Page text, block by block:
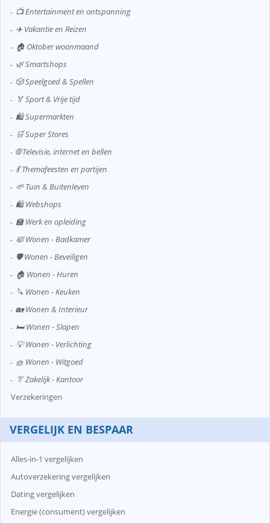
📺 Entertainment en ontspanning
✈️ Vakantie en Reizen
🏠 Oktober woonmaand
🌿 Smartshops
🎲 Speelgoed & Spellen
🏅 Sport & Vrije tijd
🛍️ Supermarkten
🛒 Super Stores
🌐 Televisie, internet en bellen
💃 Themafeesten en partijen
🌱 Tuin & Buitenleven
🛍️ Webshops
🏫 Werk en opleiding
🛀 Wonen - Badkamer
🛡️ Wonen - Beveiligen
🏠 Wonen - Huren
🔪 Wonen - Keuken
🏡 Wonen & Interieur
🛏️ Wonen - Slapen
💡 Wonen - Verlichting
🧺 Wonen - Witgoed
👔 Zakelijk - Kantoor
Verzekeringen
VERGELIJK EN BESPAAR
Alles-in-1 vergelijken
Autoverzekering vergelijken
Dating vergelijken
Energie (consument) vergelijken